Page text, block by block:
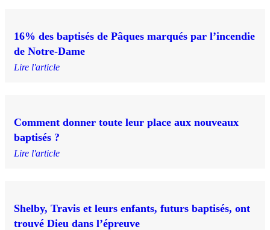
16% des baptisés de Pâques marqués par l’incendie
de Notre-Dame
Lire l'article
Comment donner toute leur place aux nouveaux
baptisés ?
Lire l'article
Shelby, Travis et leurs enfants, futurs baptisés, ont
trouvé Dieu dans l’épreuve